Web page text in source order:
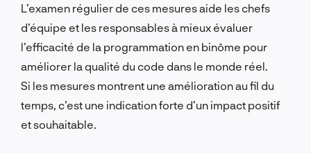
L’examen régulier de ces mesures aide les chefs
d’équipe et les responsables à mieux évaluer
l’efficacité de la programmation en binôme pour
améliorer la qualité du code dans le monde réel.
Si les mesures montrent une amélioration au fil du
temps, c’est une indication forte d’un impact positif
et souhaitable.